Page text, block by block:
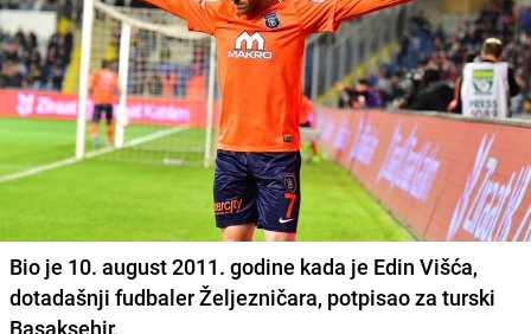
Bio je 10. august 2011. godine kada je Edin Višća,
dotadašnji fudbaler Željezničara, potpisao za turski
Basaksehir.